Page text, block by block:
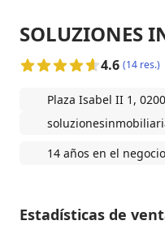
SOLUZIONES
4.6 (14 res.)
Plaza Isabel II 1,
14 años en el negocio
Estadísticas de